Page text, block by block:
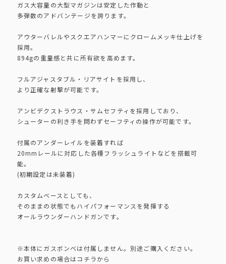
ガス大容量の大型マガジンは安定した作動と
多弾数のアドバンテージを誇ります。
アウターバレルやスクエアハンマーにクロームメッキ仕上げを
採用。
894gの重量感と共に所有欲を高めます。
フルアジャスタブル・リアサイトを採用し、
より正確な射撃が可能です。
アンビデクストラウス・サムセフティを採用しており、
シューターの利き手を問わずセーフティの操作が可能です。
付属のアンダーレイルを装着すれば
20mmレールに対応した各種フラッシュライトなどを搭載可
能。
(初期設定は未装着)
カスタムベースとしても、
そのままの状態でもハイパフォーマンスを発揮する
オールラウンダーハンドガンです。
※本体にガスボンベは付属しません。別途ご購入ください。
お買い求めの場合はコチラから